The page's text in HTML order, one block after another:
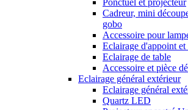
Ponctuel et projecteur
Cadreur, mini
gobo
Accessoire pour
Eclairage d'appoint
Eclairage de table
Accessoire et pièce
Eclairage général extérieur
Eclairage général
Quartz LED